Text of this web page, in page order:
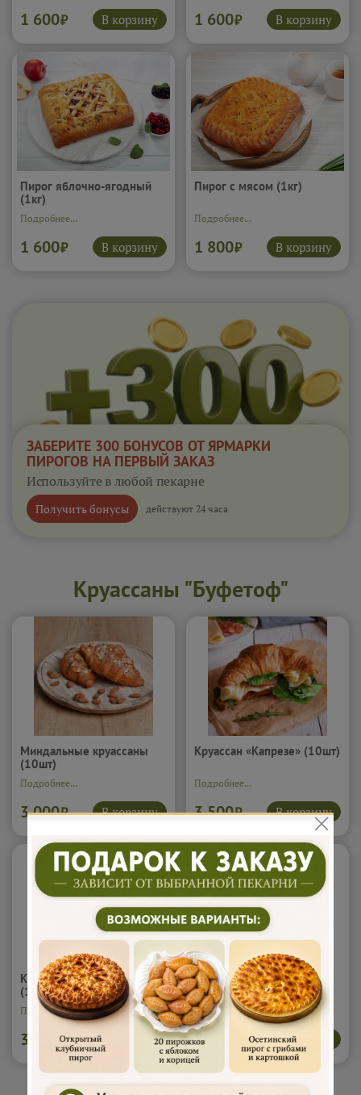
1 600₽ В корзину 1 600₽ В корзину
Пирог яблочно-ягодный
(1кг)
Подробнее...
1 600₽ В корзину
Пирог с мясом (1кг)
Подробнее...
1 800₽ В корзину
ЗАБЕРИТЕ 300 БОНУСОВ ОТ ЯРМАРКИ
ПИРОГОВ НА ПЕРВЫЙ ЗАКАЗ
Используйте в любой пекарне
Получить бонусы действуют 24 часа
Круассаны "Буфетоф"
Миндальные круассаны
(10шт)
Подробнее...
3 000₽ В корзину
Круассан «Капрезе» (10шт)
Подробнее...
3 500₽ В корзину
Круассан «с Карбонадом»
(10шт)
Подробнее...
3 500 ₽ В корзину
Круассан «С Лососем»
(10шт)
Подробнее...
4 000 В корзину